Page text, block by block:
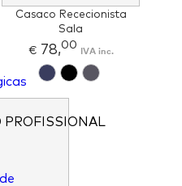
PROFISSIONAL
Casaco Rececionista
Sala
€78,00 IVA inc.